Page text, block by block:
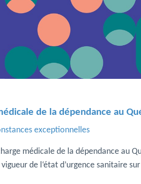
de la dépendance au
exceptionnelles
médicale de la dépendance au
de l‘état d’urgence sanitaire